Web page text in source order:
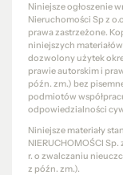
Niniejsze ogłoszenie
Nieruchomości Sp z
prawa zastrzeżone.
niniejszych
dozwolony użytek
prawie autorskim i
późn. zm.) bez
podmiotów
odpowiedzialności
Niniejsze materiały
NIERUCHOMOŚCI
r. o zwalczaniu
z późn. zm.).